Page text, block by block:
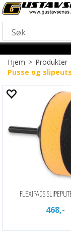
Hjem>Produkter
Pusse og
FLEXIPADS
468,-